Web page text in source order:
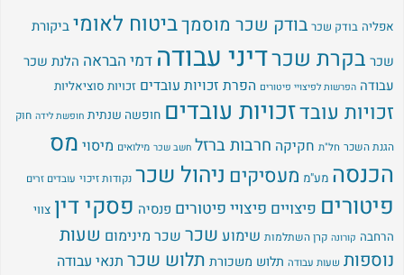
אפליה בודק שכר בודק שכר מוסמךביטוח לאומי ביקורת
שכרבקרת שכרדיני עבודהדמי הבראההלנת שכר
עבודה הפרשות לפיצויי פיטורים הפרת זכויות עובדים זכויות סוציאליות
זכויות עובדזכויות עובדים חופשה שנתית חופשת לידה חוק
הגנת השכר חל"ת חקיקהחרבות ברזל חשב שכר מילואים מיסוימס
הכנסה מע"מ מעסיקיםניהול שכר נקודות זיכוי עובדים זרים
פיטוריםפיצוייםפיצויי פיטוריםפנסיהפסקי דין צווי
הרחבה קורונה קרן השתלמות שימועשכרשכר מינימוםשעות
נוספות שעות עבודה תלוש משכורתתלוש שכרתנאי עבודה